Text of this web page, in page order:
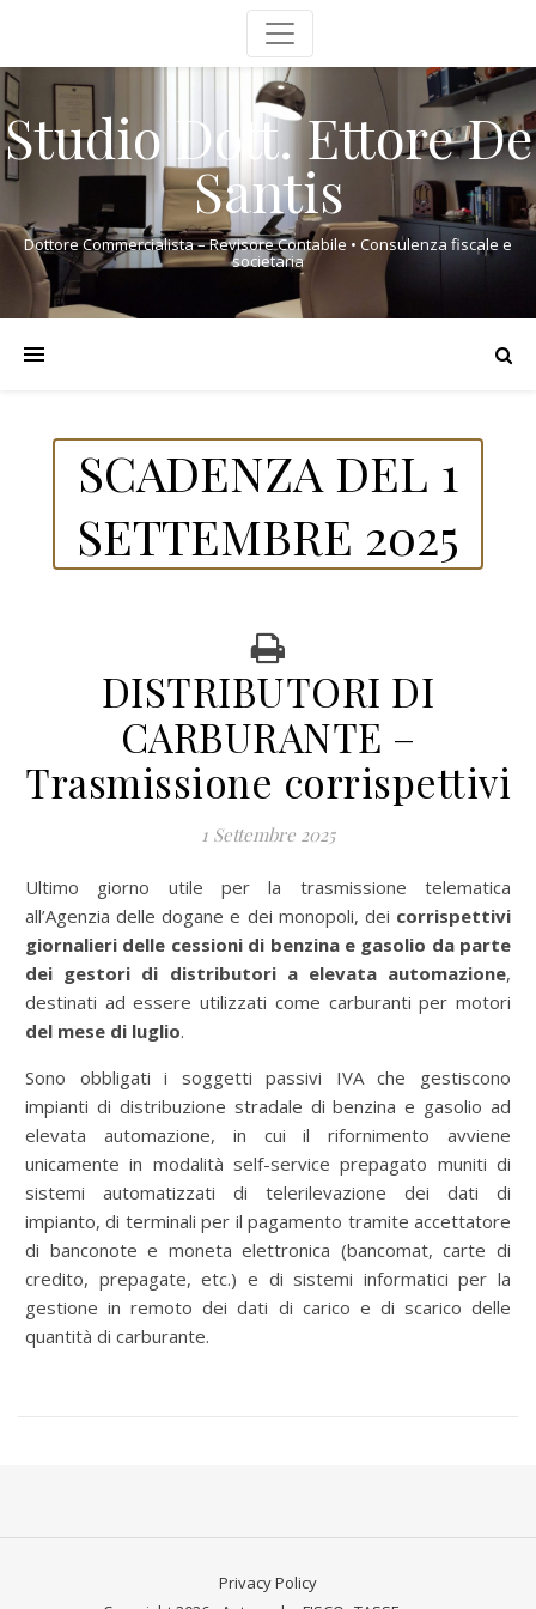
Studio Dott. Ettore De
Santis
Dottore Commercialista – Revisore Contabile • Consulenza fiscale e
societaria
SCADENZA DEL 1
SETTEMBRE 2025
DISTRIBUTORI DI
CARBURANTE –
Trasmissione corrispettivi
1 Settembre 2025
Ultimo giorno utile per la trasmissione telematica
all’Agenzia delle dogane e dei monopoli, dei corrispettivi
giornalieri delle cessioni di benzina e gasolio da parte
dei gestori di distributori a elevata automazione,
destinati ad essere utilizzati come carburanti per motori
del mese di luglio.
Sono obbligati i soggetti passivi IVA che gestiscono
impianti di distribuzione stradale di benzina e gasolio ad
elevata automazione, in cui il rifornimento avviene
unicamente in modalità self-service prepagato muniti di
sistemi automatizzati di telerilevazione dei dati di
impianto, di terminali per il pagamento tramite accettatore
di banconote e moneta elettronica (bancomat, carte di
credito, prepagate, etc.) e di sistemi informatici per la
gestione in remoto dei dati di carico e di scarico delle
quantità di carburante.
Privacy Policy